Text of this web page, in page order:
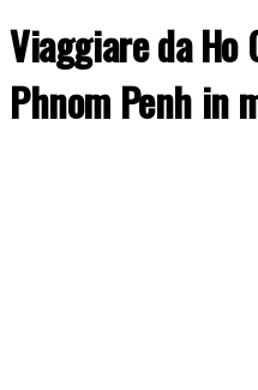
Viaggiare da Ho
Phnom Penh in